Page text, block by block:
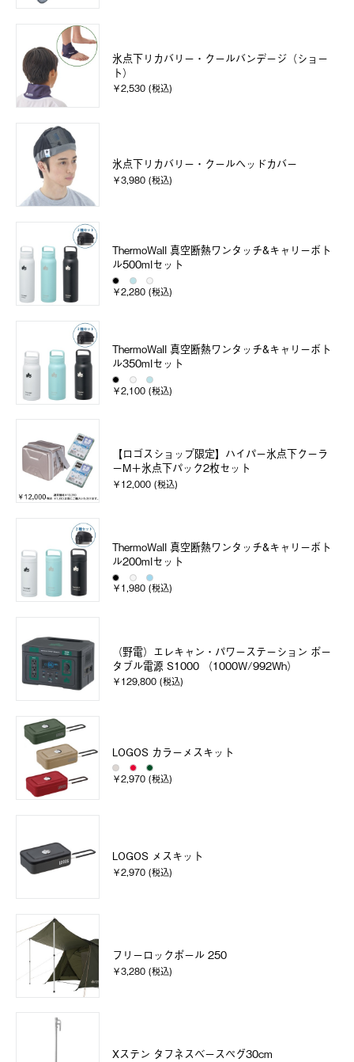
氷点下リカバリー・クールバンデージ（ショー
ト）
￥2,530 (税込)
氷点下リカバリー・クールヘッドカバー
￥3,980 (税込)
ThermoWall 真空断熱ワンタッチ&キャリーボト
ル500mlセット
￥2,280 (税込)
ThermoWall 真空断熱ワンタッチ&キャリーボト
ル350mlセット
￥2,100 (税込)
【ロゴスショップ限定】ハイパー氷点下クーラ
ーM＋氷点下パック2枚セット
￥12,000 (税込)
ThermoWall 真空断熱ワンタッチ&キャリーボト
ル200mlセット
￥1,980 (税込)
（野電）エレキャン・パワーステーション ポー
タブル電源 S1000 （1000W/992Wh）
￥129,800 (税込)
LOGOS カラーメスキット
￥2,970 (税込)
LOGOS メスキット
￥2,970 (税込)
フリーロックポール 250
￥3,280 (税込)
Xステン タフネスベースペグ30cm